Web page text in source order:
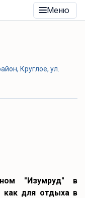
Меню
Круглое, ул.
"Изумруд" в
как для отдыха в